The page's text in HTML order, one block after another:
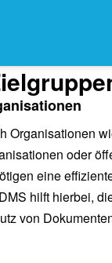
Organisationen
oder
eine
hilft hierbei,
von